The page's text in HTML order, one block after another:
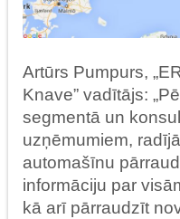
Artūrs Pumpurs,
Knave” vadītājs:
segmentā un
uzņēmumiem,
automašīnu
informāciju par
kā arī pārraudzīt